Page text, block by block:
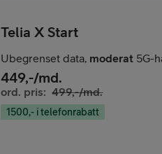
Telia X Start
Ubegrenset data, moderat 5G-
449,-/md.
ord. pris: 499,-/md.
1500,- i telefonrabatt